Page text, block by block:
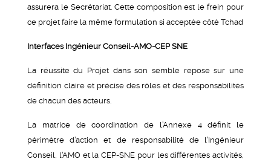
assurera le Secrétariat. Cette composition est le frein pour
ce projet faire la même formulation si acceptée côté Tchad
Interfaces Ingénieur Conseil-AMO-CEP SNE
La réussite du Projet dans son semble repose sur une
définition claire et précise des rôles et des responsabilités
de chacun des acteurs.
La matrice de coordination de l’Annexe 4 définit le
périmètre d’action et de responsabilité de l’Ingénieur
Conseil, l’AMO et la CEP-SNE pour les différentes activités,